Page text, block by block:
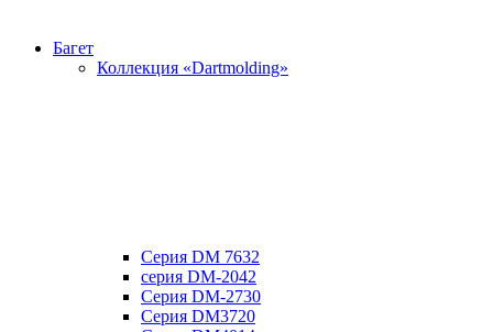
Багет
Коллекция «Dartmolding»
Серия DM 7632
серия DM-2042
Серия DM-2730
Серия DM3720